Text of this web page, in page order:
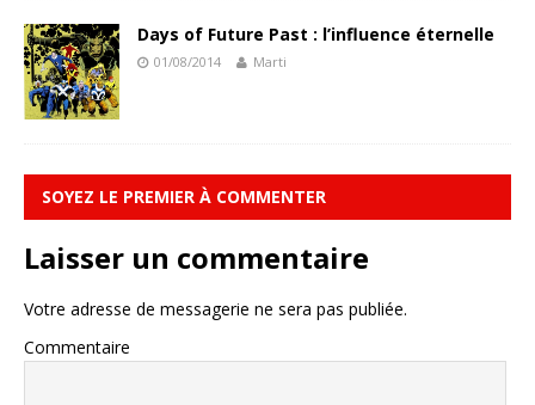
Days of Future Past : l’influence éternelle
01/08/2014 Marti
SOYEZ LE PREMIER À COMMENTER
Laisser un commentaire
Votre adresse de messagerie ne sera pas publiée.
Commentaire